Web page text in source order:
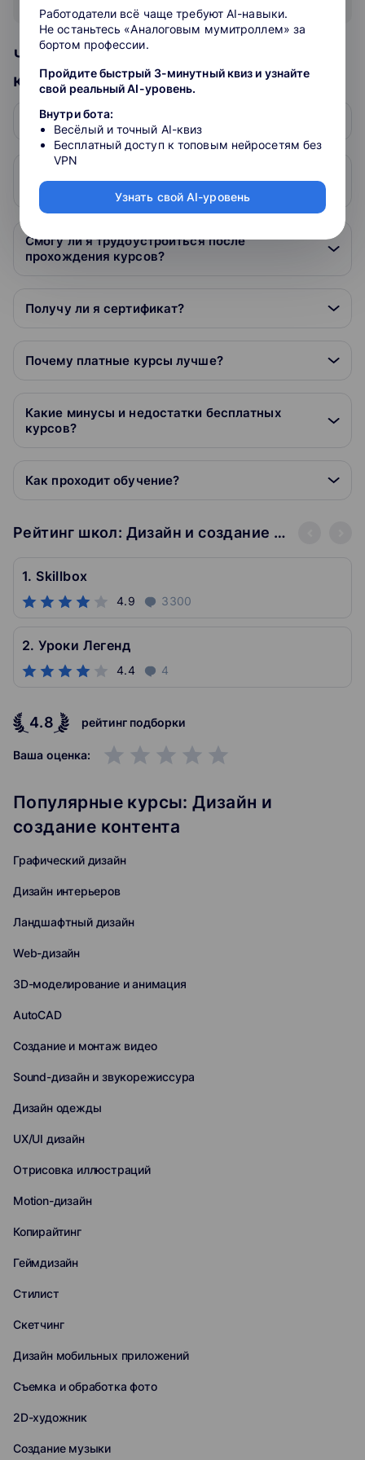
Показать все отзывы
Часто задаваемые вопросы по
курсам тематики Фото
Сколько времени займет обучение?
фотографии?
Смогу ли я трудоустроиться после
прохождения курсов?
Получу ли я сертификат?
Почему платные курсы лучше?
Какие минусы и недостатки бесплатных
курсов?
Как проходит обучение?
Рейтинг школ: Дизайн и создание контента
1. Skillbox
4.9 3300
2. Уроки Легенд
4.4 4
4.8 рейтинг подборки
Ваша оценка: grade grade grade grade grade
Популярные курсы: Дизайн и
создание контента
Графический дизайн
Дизайн интерьеров
Ландшафтный дизайн
Web-дизайн
3D-моделирование и анимация
AutoCAD
Создание и монтаж видео
Sound-дизайн и звукорежиссура
Дизайн одежды
UX/UI дизайн
Отрисовка иллюстраций
Motion-дизайн
Копирайтинг
Геймдизайн
Стилист
Скетчинг
Дизайн мобильных приложений
Съемка и обработка фото
2D-художник
Создание музыки
Работодатели всё чаще требуют AI-навыки.
Не останьтесь «Аналоговым мумитроллем» за
бортом профессии.
Пройдите быстрый 3-минутный квиз и узнайте
свой реальный AI-уровень.
Внутри бота:
Весёлый и точный AI-квиз
Бесплатный доступ к топовым нейросетям без
VPN
Узнать свой AI-уровень